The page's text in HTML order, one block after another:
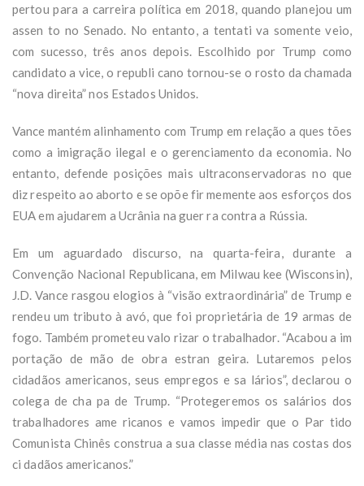
pertou para a carreira política em 2018, quando planejou um
assen to no Senado. No entanto, a tentati va somente veio,
com sucesso, três anos depois. Escolhido por Trump como
candidato a vice, o republi cano tornou-se o rosto da chamada
“nova direita” nos Estados Unidos.
Vance mantém alinhamento com Trump em relação a ques tões
como a imigração ilegal e o gerenciamento da economia. No
entanto, defende posições mais ultraconservadoras no que
diz respeito ao aborto e se opõe fir memente aos esforços dos
EUA em ajudarem a Ucrânia na guer ra contra a Rússia.
Em um aguardado discurso, na quarta-feira, durante a
Convenção Nacional Republicana, em Milwau kee (Wisconsin),
J.D. Vance rasgou elogios à “visão extraordinária” de Trump e
rendeu um tributo à avó, que foi proprietária de 19 armas de
fogo. Também prometeu valo rizar o trabalhador. “Acabou a im
portação de mão de obra estran geira. Lutaremos pelos
cidadãos americanos, seus empregos e sa lários”, declarou o
colega de cha pa de Trump. “Protegeremos os salários dos
trabalhadores ame ricanos e vamos impedir que o Par tido
Comunista Chinês construa a sua classe média nas costas dos
ci dadãos americanos.”